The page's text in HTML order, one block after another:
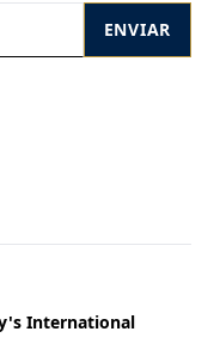
ENVIAR
International